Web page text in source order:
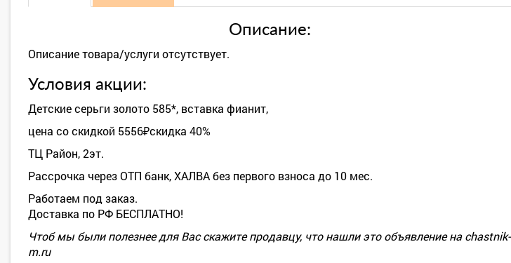
Описание:
Описание товара/услуги отсутствует.
Условия акции:
Детские серьги золото 585*, вставка фианит,
цена со скидкой 5556₽скидка 40%
ТЦ Район, 2эт.
Рассрочка через ОТП банк, ХАЛВА без первого взноса до 10 мес.
Работаем под заказ.
Доставка по РФ БЕСПЛАТНО!
Чтоб мы были полезнее для Вас скажите продавцу, что нашли это объявление на chastnik-
m.ru